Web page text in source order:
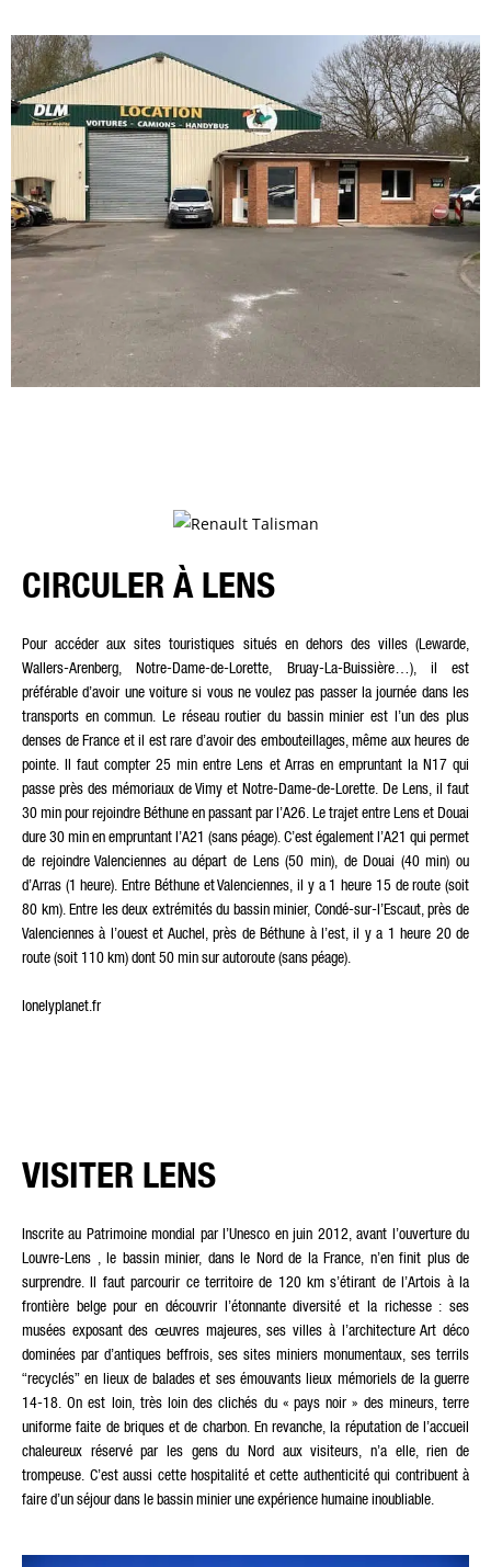
CIRCULER À LENS
Pour accéder aux sites touristiques situés en dehors des villes (Lewarde,
Wallers-Arenberg, Notre-Dame-de-Lorette, Bruay-La-Buissière…), il est
préférable d’avoir une voiture si vous ne voulez pas passer la journée dans les
transports en commun. Le réseau routier du bassin minier est l’un des plus
denses de France et il est rare d’avoir des embouteillages, même aux heures de
pointe. Il faut compter 25 min entre Lens et Arras en empruntant la N17 qui
passe près des mémoriaux de Vimy et Notre-Dame-de-Lorette. De Lens, il faut
30 min pour rejoindre Béthune en passant par l’A26. Le trajet entre Lens et Douai
dure 30 min en empruntant l’A21 (sans péage). C’est également l’A21 qui permet
de rejoindre Valenciennes au départ de Lens (50 min), de Douai (40 min) ou
d’Arras (1 heure). Entre Béthune et Valenciennes, il y a 1 heure 15 de route (soit
80 km). Entre les deux extrémités du bassin minier, Condé-sur-l’Escaut, près de
Valenciennes à l’ouest et Auchel, près de Béthune à l’est, il y a 1 heure 20 de
route (soit 110 km) dont 50 min sur autoroute (sans péage).
lonelyplanet.fr
VISITER LENS
Inscrite au Patrimoine mondial par l’Unesco en juin 2012, avant l’ouverture du
Louvre-Lens , le bassin minier, dans le Nord de la France, n’en finit plus de
surprendre. Il faut parcourir ce territoire de 120 km s’étirant de l’Artois à la
frontière belge pour en découvrir l’étonnante diversité et la richesse : ses
musées exposant des œuvres majeures, ses villes à l’architecture Art déco
dominées par d’antiques beffrois, ses sites miniers monumentaux, ses terrils
“recyclés” en lieux de balades et ses émouvants lieux mémoriels de la guerre
14-18. On est loin, très loin des clichés du « pays noir » des mineurs, terre
uniforme faite de briques et de charbon. En revanche, la réputation de l’accueil
chaleureux réservé par les gens du Nord aux visiteurs, n’a elle, rien de
trompeuse. C’est aussi cette hospitalité et cette authenticité qui contribuent à
faire d’un séjour dans le bassin minier une expérience humaine inoubliable.